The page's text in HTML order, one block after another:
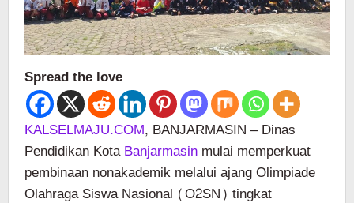
Spread the love
KALSELMAJU.COM, BANJARMASIN – Dinas
Pendidikan KotaBanjarmasinmulai memperkuat
pembinaan nonakademik melalui ajang Olimpiade
Olahraga Siswa Nasional (O2SN) tingkat